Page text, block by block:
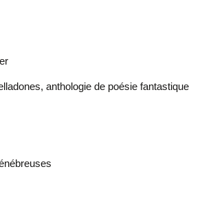
anthologie de poésie fantastique